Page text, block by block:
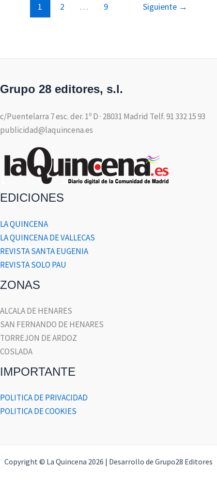
1 2 … 9 Siguiente →
Grupo 28 editores, s.l.
c/Puentelarra 7 esc. der. 1º D · 28031 Madrid Telf. 91 332 15 93
publicidad@laquincena.es
EDICIONES
LA QUINCENA
LA QUINCENA DE VALLECAS
REVISTA SANTA EUGENIA
REVISTA SOLO PAU
ZONAS
ALCALA DE HENARES
SAN FERNANDO DE HENARES
TORREJON DE ARDOZ
COSLADA
IMPORTANTE
POLITICA DE PRIVACIDAD
POLITICA DE COOKIES
Copyright © La Quincena 2026 | Desarrollo de Grupo28 Editores